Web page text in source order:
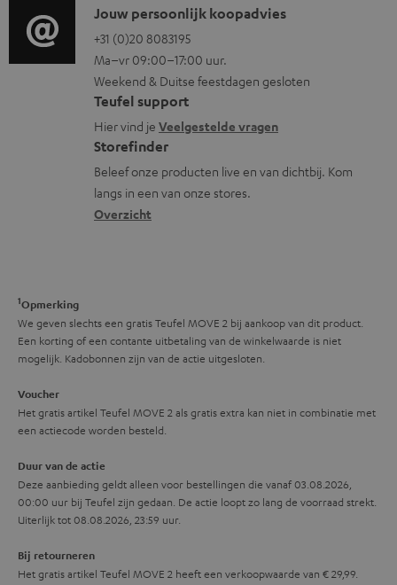
r
m
a
t
i
e
e
i
n
f
o
r
m
a
i
o
g
l
o
s
s
a
r
C
o
n
t
a
c
t
i
n
m
a
i
e
Jouw persoonlijk koopadvies
+31 (0)20 8083195
Ma–vr 09:00–17:00 uur.
Weekend & Duitse feestdagen gesloten
Teufel support
Hier vind je Veelgestelde vragen
Storefinder
Beleef onze producten live en van dichtbij. Kom
langs in een van onze stores.
Overzicht
1Opmerking
We geven slechts een gratis Teufel MOVE 2 bij aankoop van dit product.
Een korting of een contante uitbetaling van de winkelwaarde is niet
mogelijk. Kadobonnen zijn van de actie uitgesloten.
Voucher
Het gratis artikel Teufel MOVE 2 als gratis extra kan niet in combinatie met
een actiecode worden besteld.
Duur van de actie
Deze aanbieding geldt alleen voor bestellingen die vanaf 03.08.2026,
00:00 uur bij Teufel zijn gedaan. De actie loopt zo lang de voorraad strekt.
Uiterlijk tot 08.08.2026, 23:59 uur.
Bij retourneren
Het gratis artikel Teufel MOVE 2 heeft een verkoopwaarde van € 29,99.